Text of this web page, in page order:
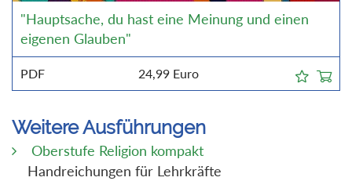
"Hauptsache, du hast eine Meinung und einen
eigenen Glauben"
PDF 24,99 Euro
Weitere Ausführungen
Oberstufe Religion kompakt
Handreichungen für Lehrkräfte